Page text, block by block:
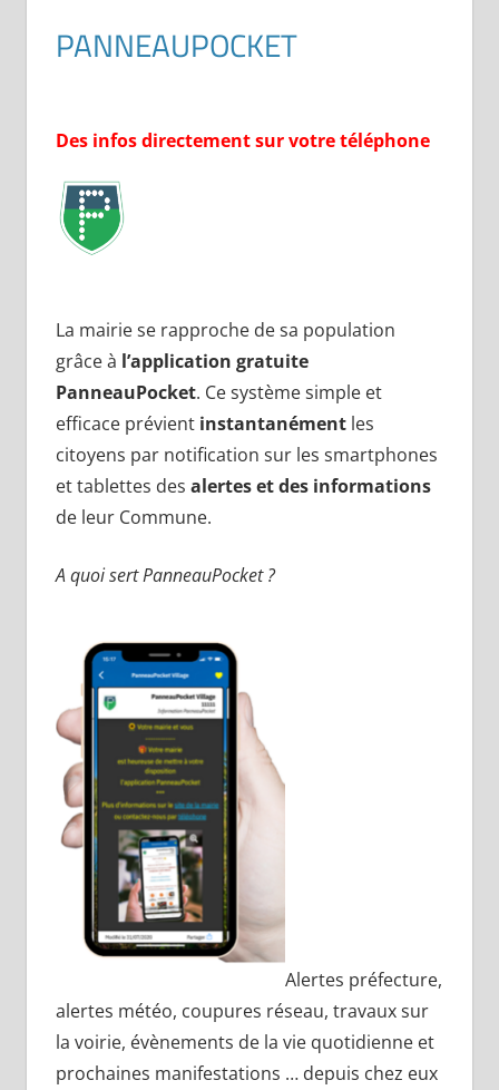
PANNEAUPOCKET
Des infos directement sur votre téléphone
La mairie se rapproche de sa population
grâce à l’application gratuite
PanneauPocket. Ce système simple et
efficace prévient instantanémentles
citoyens par notification sur les smartphones
et tablettes des alertes et des informations
de leur Commune.
A quoi sert PanneauPocket ?
Alertes préfecture,
alertes météo, coupures réseau, travaux sur
la voirie, évènements de la vie quotidienne et
prochaines manifestations … depuis chez eux